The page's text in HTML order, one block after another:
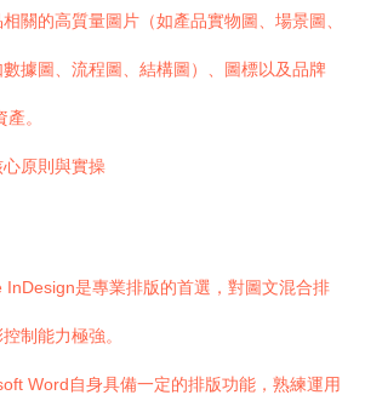
關的高質量圖片（如產品實物圖、場景圖、
據圖、流程圖、結構圖）、圖標以及品牌
。
原則與實操
InDesign是專業排版的首選，對圖文混合排
制能力極強。
Word自身具備一定的排版功能，熟練運用